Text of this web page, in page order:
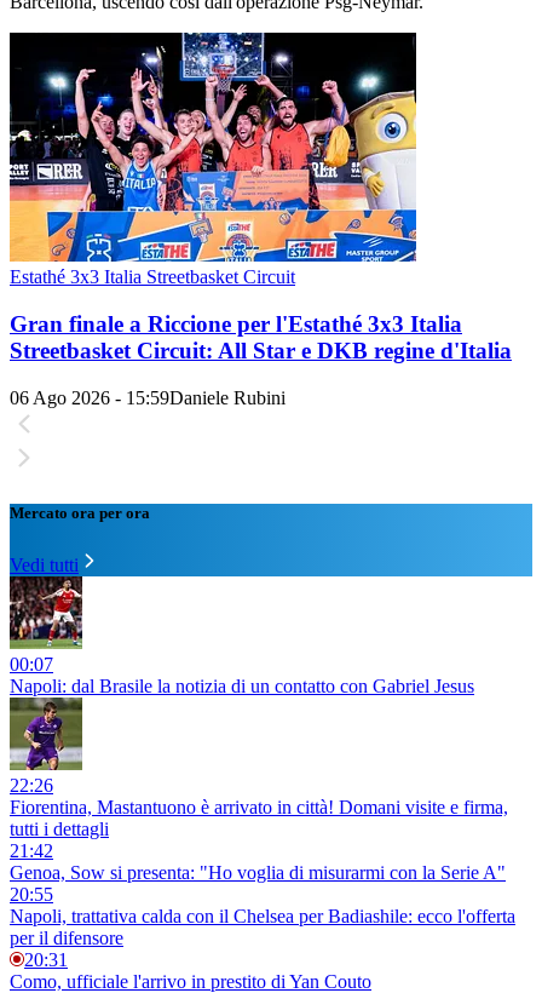
Estathé 3x3 Italia Streetbasket Circuit
Gran finale a Riccione per l'Estathé 3x3 Italia
Streetbasket Circuit: All Star e DKB regine d'Italia
06 Ago 2026 - 15:59Daniele Rubini
Mercato ora per ora
Vedi tutti
00:07
Napoli: dal Brasile la notizia di un contatto con Gabriel Jesus
22:26
Fiorentina, Mastantuono è arrivato in città! Domani visite e firma,
tutti i dettagli
21:42
Genoa, Sow si presenta: "Ho voglia di misurarmi con la Serie A"
20:55
Napoli, trattativa calda con il Chelsea per Badiashile: ecco l'offerta
per il difensore
20:31
Como, ufficiale l'arrivo in prestito di Yan Couto